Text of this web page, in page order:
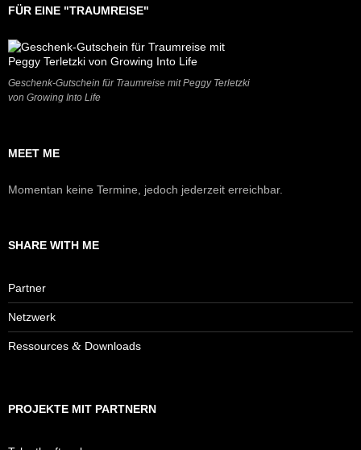
ÜR EINE "TRAUM­REI­SE"
Geschenk-Gutschein für Traumreise mit Peggy Terletzki
von Growing Into Life
MEET ME
Momentan keine Termine, jedoch jederzeit erreichbar.
SHARE WITH ME
Part­ner
Netz­werk
Res­sour­ces & Downloads
PRO­JEK­TE MIT PARTNERN